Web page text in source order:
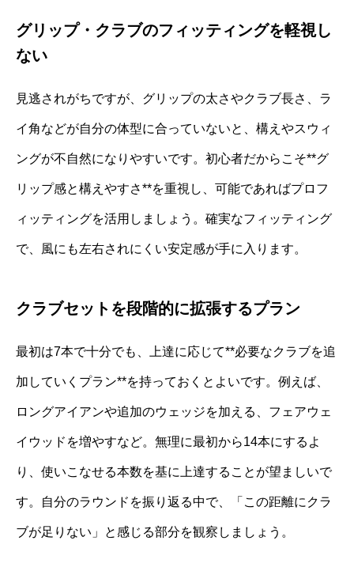
グリップ・クラブのフィッティングを軽視し
ない
見逃されがちですが、グリップの太さやクラブ長さ、ラ
イ角などが自分の体型に合っていないと、構えやスウィ
ングが不自然になりやすいです。初心者だからこそ**グ
リップ感と構えやすさ**を重視し、可能であればプロフ
ィッティングを活用しましょう。確実なフィッティング
で、風にも左右されにくい安定感が手に入ります。
クラブセットを段階的に拡張するプラン
最初は7本で十分でも、上達に応じて**必要なクラブを追
加していくプラン**を持っておくとよいです。例えば、
ロングアイアンや追加のウェッジを加える、フェアウェ
イウッドを増やすなど。無理に最初から14本にするよ
り、使いこなせる本数を基に上達することが望ましいで
す。自分のラウンドを振り返る中で、「この距離にクラ
ブが足りない」と感じる部分を観察しましょう。